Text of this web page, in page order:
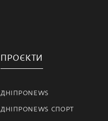
ПРОЄКТИ
ДНІПРОNEWS
ДНІПРОNEWS СПОРТ